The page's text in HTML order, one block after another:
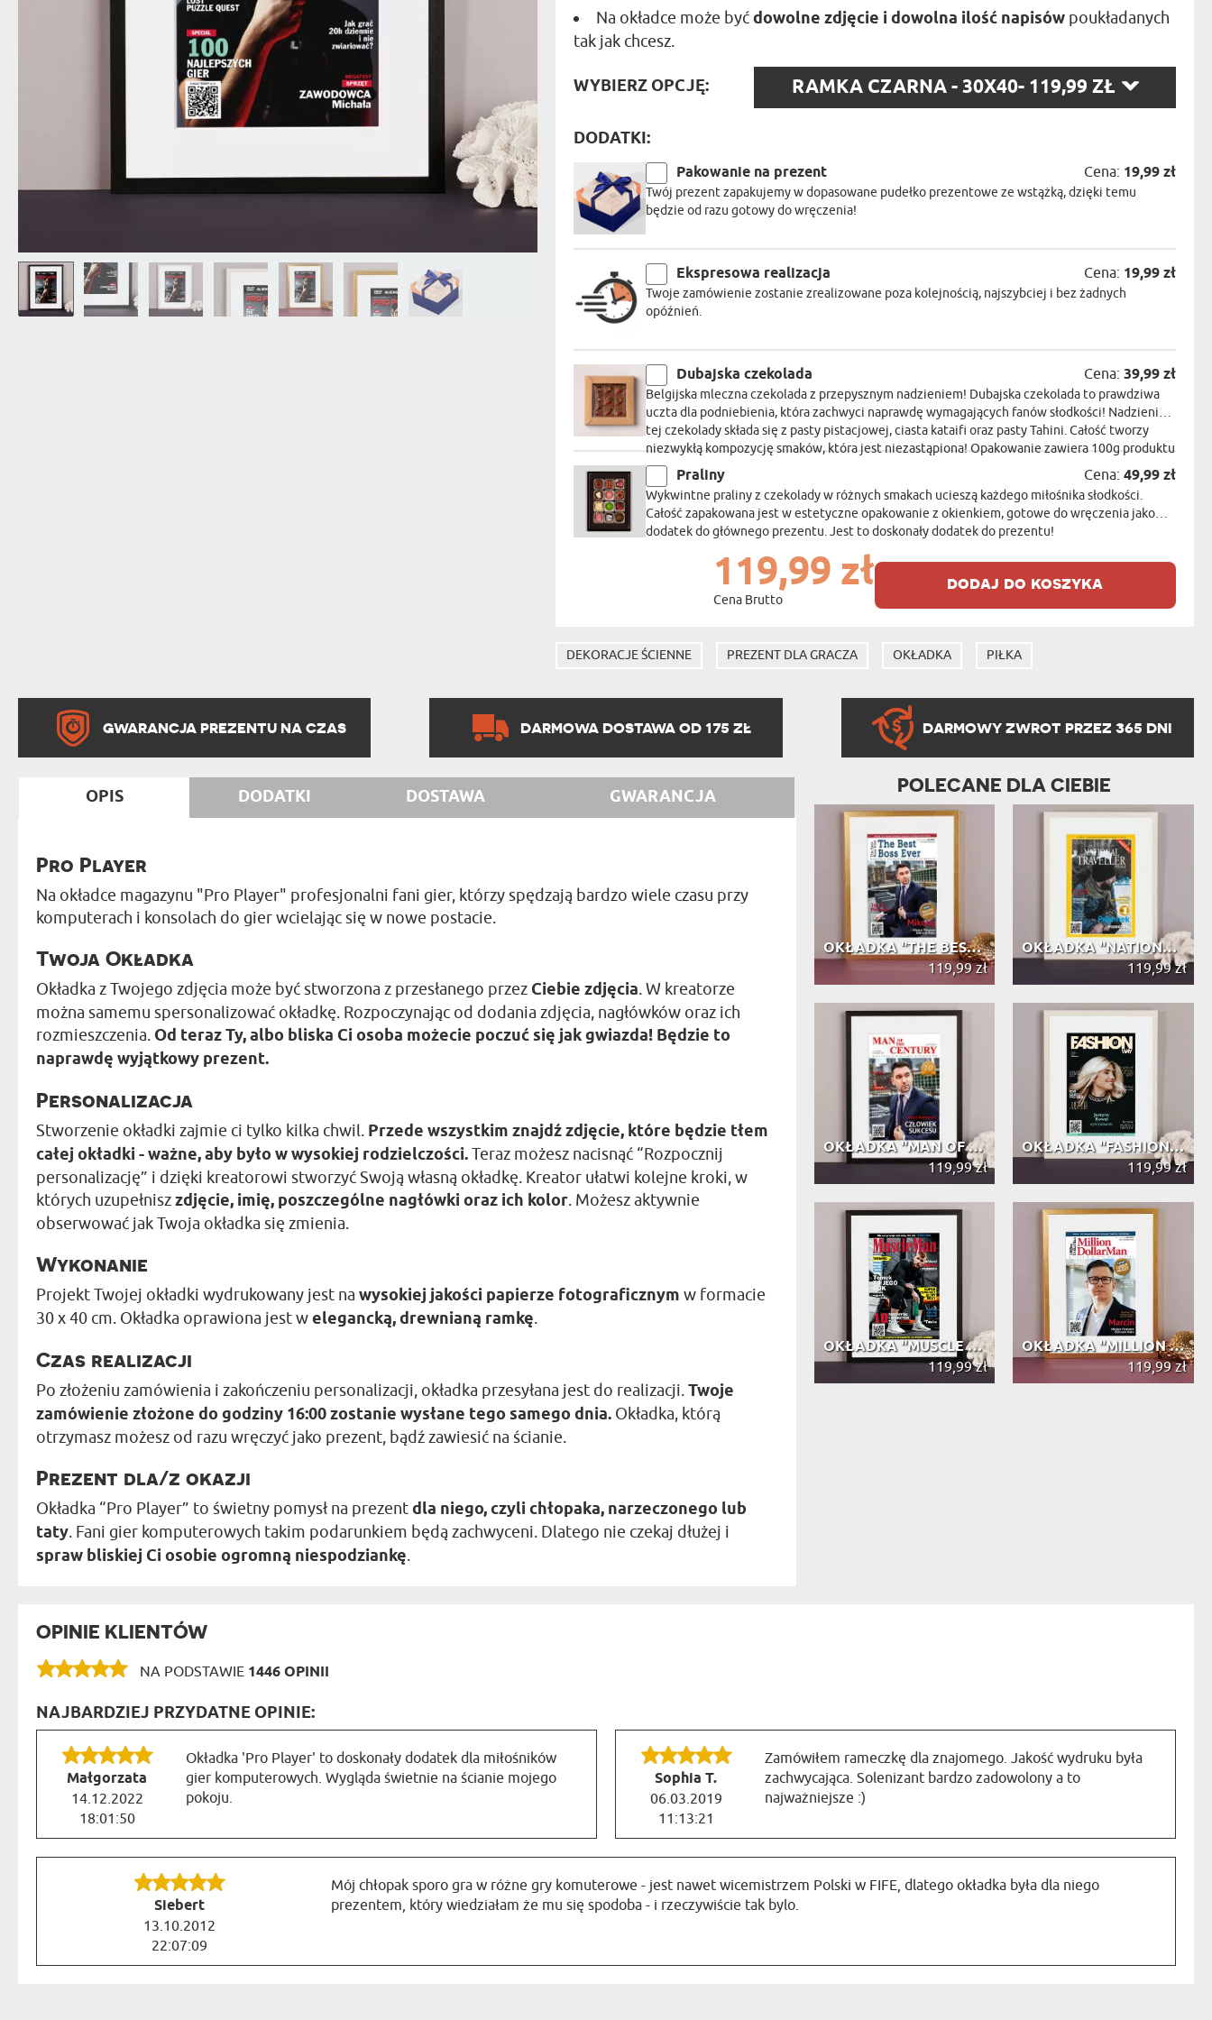
PREZENT DLATEŚCIÓW FIRM
ROWERZYSTY
WĘDKARZA
PRODUKTY SPOŻYWCZE
CHARAKTER PREZENTU
SZKLANKI DO WHISKY
BESTSELLER
Na okładce może byćdowolne zdjęcie i dowolna ilość napisówpoukładanych
tak jak chcesz.
WYBIERZ OPCJĘ: RAMKA CZARNA - 30X40- 119,99 ZŁ
WYBIERZ
OPCJĘ:
DODATKI:
Pakowanie na prezent Cena: 19,99 zł
Twój prezent zapakujemy w dopasowane pudełko prezentowe ze wstążką, dzięki temu
będzie od razu gotowy do wręczenia!
Ekspresowa realizacja Cena: 19,99 zł
Twoje zamówienie zostanie zrealizowane poza kolejnością, najszybciej i bez żadnych
opóźnień.
Dubajska czekolada Cena: 39,99 zł
Belgijska mleczna czekolada z przepysznym nadzieniem! Dubajska czekolada to prawdziwa
uczta dla podniebienia, która zachwyci naprawdę wymagających fanów słodkości! Nadzienie
tej czekolady składa się z pasty pistacjowej, ciasta kataifi oraz pasty Tahini. Całość tworzy
niezwykłą kompozycję smaków, która jest niezastąpiona! Opakowanie zawiera 100g produktu
Praliny Cena: 49,99 zł
Wykwintne praliny z czekolady w różnych smakach ucieszą każdego miłośnika słodkości.
Całość zapakowana jest w estetyczne opakowanie z okienkiem, gotowe do wręczenia jako
dodatek do głównego prezentu. Jest to doskonały dodatek do prezentu!
119,99 zł
Cena Brutto
dodaj do koszyka
DEKORACJE ŚCIENNE PREZENT DLA GRACZA OKŁADKA PIŁKA
GWARANCJA PREZENTU NA CZAS DARMOWA DOSTAWA OD 175 ZŁ DARMOWY ZWROT PRZEZ 365 DNI
OPIS DODATKI DOSTAWA GWARANCJA
Pro Player
Na okładce magazynu "Pro Player" profesjonalni fani gier, którzy spędzają bardzo wiele czasu przy
komputerach i konsolach do gier wcielając się w nowe postacie.
Twoja Okładka
Okładka z Twojego zdjęcia może być stworzona z przesłanego przez Ciebie zdjęcia. W kreatorze
można samemu spersonalizować okładkę. Rozpoczynając od dodania zdjęcia, nagłówków oraz ich
rozmieszczenia. Od teraz Ty, albo bliska Ci osoba możecie poczuć się jak gwiazda! Będzie to
naprawdę wyjątkowy prezent.
Personalizacja
Stworzenie okładki zajmie ci tylko kilka chwil. Przede wszystkim znajdź zdjęcie, które będzie tłem
całej okładki - ważne, aby było w wysokiej rodzielczości.Teraz możesz nacisnąć “Rozpocznij
personalizację” i dzięki kreatorowi stworzyć Swoją własną okładkę. Kreator ułatwi kolejne kroki, w
których uzupełniszzdjęcie, imię, poszczególne nagłówki oraz ich kolor. Możesz aktywnie
obserwować jak Twoja okładka się zmienia.
Wykonanie
Projekt Twojej okładki wydrukowany jest na wysokiej jakości papierze fotograficznym w formacie
30 x 40 cm. Okładka oprawiona jest welegancką, drewnianą ramkę.
Czas realizacji
Po złożeniu zamówienia i zakończeniu personalizacji, okładka przesyłana jest do realizacji.Twoje
zamówienie złożone do godziny 16:00 zostanie wysłane tego samego dnia. Okładka, którą
otrzymasz możesz od razu wręczyć jako prezent, bądź zawiesić na ścianie.
Prezent dla/z okazji
Okładka “Pro Player” to świetny pomysł na prezentdla niego, czyli chłopaka, narzeczonego lub
taty. Fani gier komputerowych takim podarunkiem będą zachwyceni. Dlatego nie czekaj dłużej i
spraw bliskiej Ci osobie ogromną niespodziankę.
POLECANE DLA CIEBIE
OKŁADKA "THE BEST BOSS EVER" OBRAMO...
119,99 zł
OKŁADKA "NATIONAL TRAVELLER" OBRAMO...
119,99 zł
OKŁADKA "MAN OF THE CENTURY" OBRAMO...
119,99 zł
OKŁADKA "FASHION WAY" OBRAMOWANA
119,99 zł
OKŁADKA "MUSCLE MAN" OBRAMOWANA
119,99 zł
OKŁADKA "MILLION DOLLAR MAN" OBRAMO...
119,99 zł
OPINIE KLIENTÓW
NA PODSTAWIE 1446 OPINII
NAJBARDZIEJ PRZYDATNE OPINIE:
Małgorzata
14.12.2022
18:01:50
Okładka 'Pro Player' to doskonały dodatek dla miłośników
gier komputerowych. Wygląda świetnie na ścianie mojego
pokoju.
Sophia T.
06.03.2019
11:13:21
Zamówiłem rameczkę dla znajomego. Jakość wydruku była
zachwycająca. Solenizant bardzo zadowolony a to
najważniejsze :)
Siebert
13.10.2012
22:07:09
Mój chłopak sporo gra w różne gry komuterowe - jest nawet wicemistrzem Polski w FIFE, dlatego okładka była dla niego
prezentem, który wiedziałam że mu się spodoba - i rzeczywiście tak bylo.